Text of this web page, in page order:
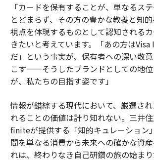
「カードを保有することが、単なるス
とどまらず、その方の豊かな教養と知
視点を体現するものとして認知される
きたいと考えています。「あの方は
だ」という事実が、保有者への深い敬
こす——そうしたブランドとしての地位
が、私たちの目指す姿です」
情報が錯綜する現代において、厳選さ
れることの価値は計り知れない。三井
finiteが提供する「知的キュレーション
間を単なる消費から未来への確かな資
れは、終わりなき自己研鑽の旅の始まり